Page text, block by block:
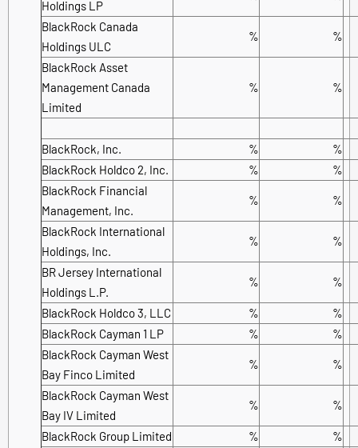
Holdings LP
BlackRock Canada
Holdings ULC
% %
BlackRock Asset
Management Canada
Limited
% %
BlackRock, Inc. %
%
BlackRock Holdco 2, Inc.
%
%
BlackRock Financial
Management, Inc.
% %
BlackRock International
Holdings, Inc.
% %
BR Jersey International
Holdings L.P.
% %
BlackRock Holdco 3, LLC %
%
BlackRock Cayman 1 LP
%
%
BlackRock Cayman West
Bay Finco Limited
% %
BlackRock Cayman West
Bay IV Limited
% %
BlackRock Group Limited %
%